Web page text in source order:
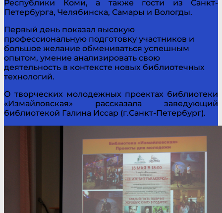
Республики Коми, а также гости из Санкт-
Петербурга, Челябинска, Самары и Вологды.
Первый день показал высокую
профессиональную подготовку участников и
большое желание обмениваться успешным
опытом, умение анализировать свою
деятельность в контексте новых библиотечных
технологий.
О творческих молодежных проектах библиотеки
«Измайловская» рассказала заведующий
библиотекой Галина Иссар (г.Санкт-Петербург).